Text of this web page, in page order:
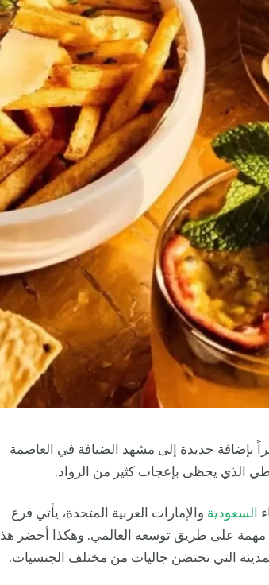
بإضافة جديدة إلى مشهد الضيافة في العاصمة
الذي يحظى بإعجاب كثير من الرواد.
السعودية والإمارات العربية المتحدة، يأتي فرع
مهمة على طريق توسعه العالمي. وهكذا أحضر هذا
التي تحتضن جاليات من مختلف الجنسيات.